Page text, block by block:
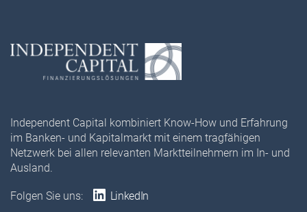
Independent Capital kombiniert Know-How und Erfahrung
im Banken- und Kapitalmarkt mit einem tragfähigen
Netzwerk bei allen relevanten Marktteilnehmern im In- und
Ausland.
Folgen Sie uns: LinkedIn